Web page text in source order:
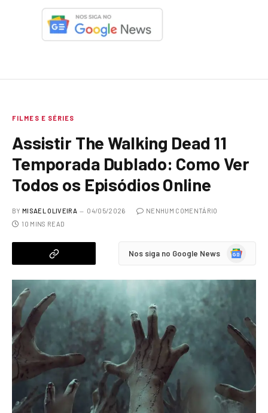
FILMES E SÉRIES
Assistir The Walking Dead 11
Temporada Dublado: Como Ver
Todos os Episódios Online
BY MISAEL OLIVEIRA 04/05/2026
NENHUM COMENTÁRIO
10 MINS READ
Nos siga no Google News
Google